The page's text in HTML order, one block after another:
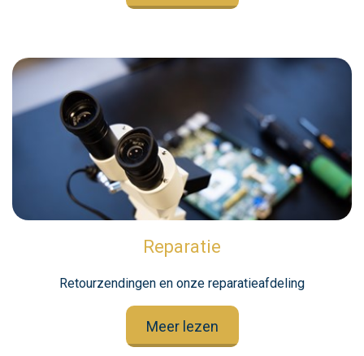
Reparatie
Retourzendingen en onze reparatieafdeling
Meer lezen